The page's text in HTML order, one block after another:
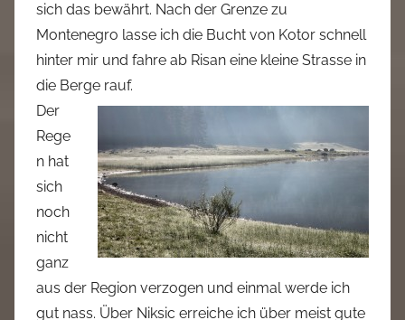
sich das bewährt. Nach der Grenze zu
Montenegro lasse ich die Bucht von Kotor schnell
hinter mir und fahre ab Risan eine kleine Strasse in
die Berge rauf.
Der
Rege
n hat
sich
noch
nicht
ganz
aus der Region verzogen und einmal werde ich
gut nass. Über Niksic erreiche ich über meist gute